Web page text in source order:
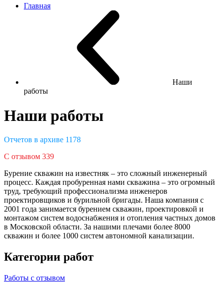
Главная
Наши
работы
Наши работы
Отчетов в архиве 1178
С отзывом 339
Бурение скважин на известняк – это сложный инженерный
процесс. Каждая пробуренная нами скважина – это огромный
труд, требующий профессионализма инженеров
проектировщиков и бурильной бригады. Наша компания с
2001 года занимается бурением скважин, проектировкой и
монтажом систем водоснабжения и отопления частных домов
в Московской области. За нашими плечами более 8000
скважин и более 1000 систем автономной канализации.
Категории работ
Работы с отзывом